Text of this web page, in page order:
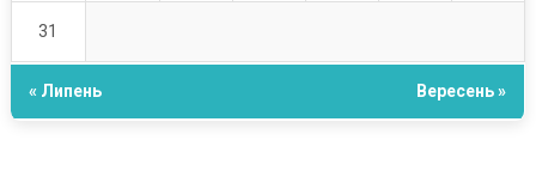
31
« Липень Вересень »